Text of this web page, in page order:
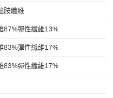
胺纖維
87%彈性纖維13%
83%彈性纖維17%
83%彈性纖維17%